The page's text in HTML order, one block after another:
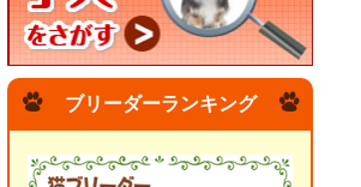
ブリーダーランキング